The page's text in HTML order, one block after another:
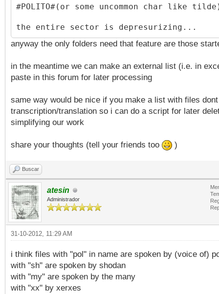
#POLITO#(or some uncommon char like
the entire sector is depresurizing...
anyway the only folders need that feature are those
in the meantime we can make an external list (i.e. in
paste in this forum for later processing
same way would be nice if you make a list with files
transcription/translation so i can do a script for later
simplifying our work
share your thoughts (tell your friends too )
Buscar
atesin
Administrador
31-10-2012, 11:29 AM
i think files with "pol" in name are spoken by (voice of)
with "sh" are spoken by shodan
with "my" are spoken by the many
with "xx" by xerxes